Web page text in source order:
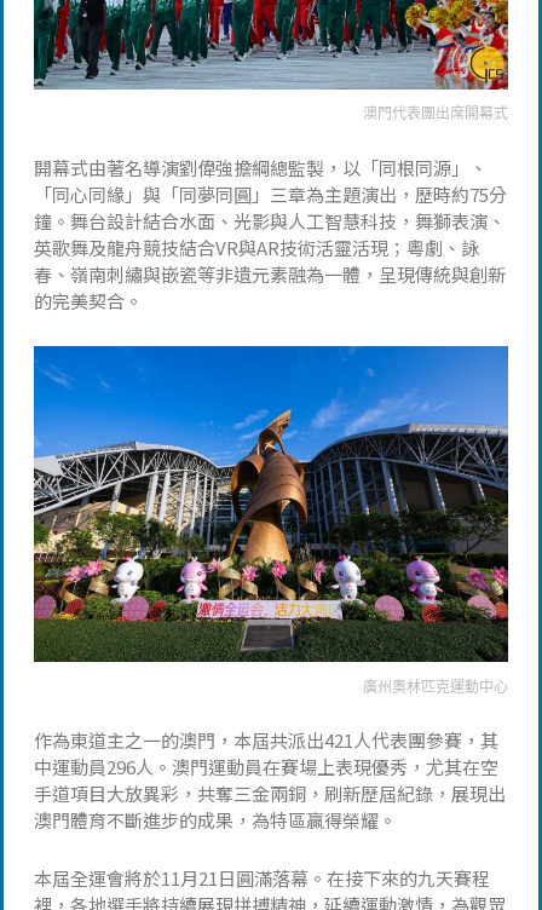
澳門代表團出席開幕式
開幕式由著名導演劉偉強擔綱總監製，以「同根同源」、
「同心同緣」與「同夢同圓」三章為主題演出，歷時約75分
鐘。舞台設計結合水面、光影與人工智慧科技，舞獅表演、
英歌舞及龍舟競技結合VR與AR技術活靈活現；粵劇、詠
春、嶺南刺繡與嵌瓷等非遺元素融為一體，呈現傳統與創新
的完美契合。
廣州奧林匹克運動中心
作為東道主之一的澳門，本屆共派出421人代表團參賽，其
中運動員296人。澳門運動員在賽場上表現優秀，尤其在空
手道項目大放異彩，共奪三金兩銅，刷新歷屆紀錄，展現出
澳門體育不斷進步的成果，為特區贏得榮耀。
本屆全運會將於11月21日圓滿落幕。在接下來的九天賽程